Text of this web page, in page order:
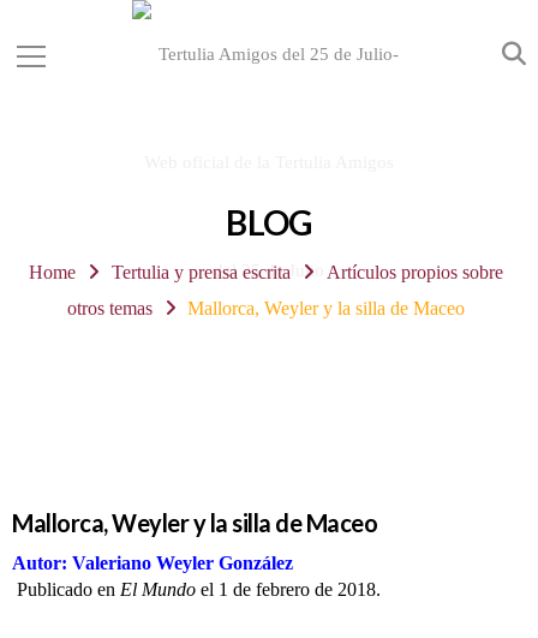
BLOG
Home Tertulia y prensa escrita
Artículos propios sobre
otros temas
Mallorca, Weyler y la silla de Maceo
Mallorca, Weyler y la silla de Maceo
Autor: Valeriano Weyler González
Publicado en El Mundo el 1 de febrero de 2018.